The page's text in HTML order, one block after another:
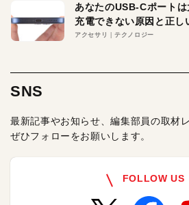
あなたのUSB-Cポート
充電できない原因と正し
アクセサリ テクノロジー
SNS
最新記事やお知らせ、編集部員の取材
ぜひフォローをお願いします。
FOLLOW US